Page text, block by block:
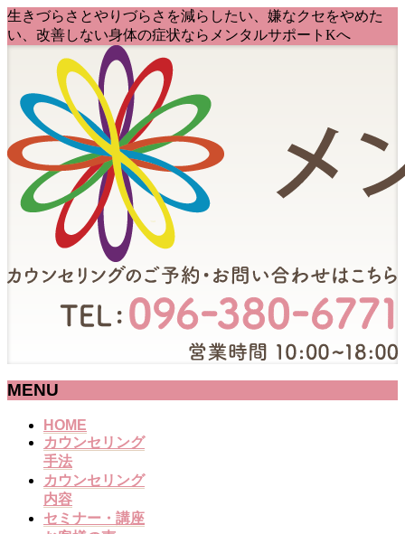
生きづらさとやりづらさを減らしたい、嫌なクセをやめた
い、改善しない身体の症状ならメンタルサポートKへ
MENU
HOME
カウンセリング
手法
カウンセリング
内容
セミナー・講座